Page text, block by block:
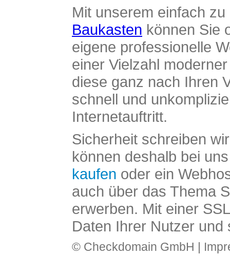
Mit unserem einfach
Baukasten können Sie
eigene professionelle
einer Vielzahl
diese ganz nach Ihren
schnell und
Internetauftritt.
Sicherheit schreiben
können deshalb bei
kaufen oder ein
auch über das Thema
erwerben. Mit einer
Daten Ihrer Nutzer und
© Checkdomain GmbH |